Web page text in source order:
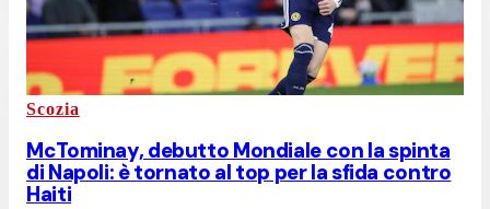
Scozia
McTominay, debutto Mondiale con la spinta
di Napoli: è tornato al top per la sfida contro
Haiti